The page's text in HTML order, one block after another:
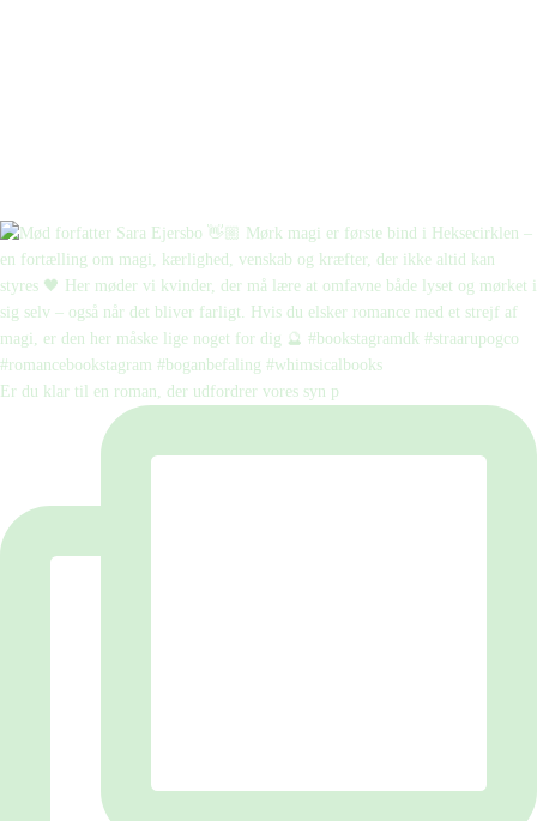
Er du klar til en roman, der udfordrer vores syn p